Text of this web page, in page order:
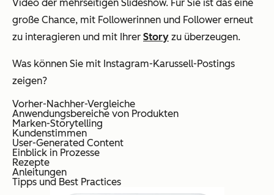
Video der mehrseitigen Slideshow. Für Sie ist das eine
große Chance, mit Followerinnen und Follower erneut
zu interagieren und mit Ihrer Story zu überzeugen.
Was können Sie mit Instagram-Karussell-Postings
zeigen?
Vorher-Nachher-Vergleiche
Anwendungsbereiche von Produkten
Marken-Storytelling
Kundenstimmen
User-Generated Content
Einblick in Prozesse
Rezepte
Anleitungen
Tipps und Best Practices